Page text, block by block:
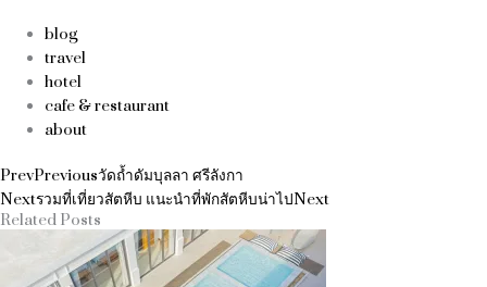
blog
travel
hotel
cafe & restaurant
about
PrevPreviousวัดถ้ำดัมบุลลา ศรีลังกา
Nextรวมที่เที่ยวสัตหีบ แนะนำที่พักสัตหีบน่าไปNext
Related Posts